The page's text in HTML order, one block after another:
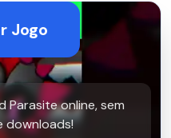
Jogo
Parasite online, sem
downloads!